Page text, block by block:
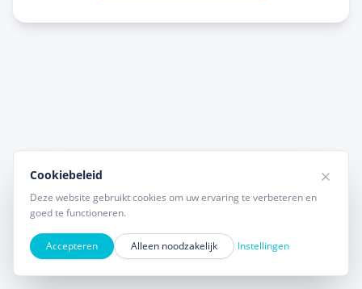
Cookiebeleid
Deze website gebruikt cookies om uw ervaring te verbeteren en
goed te functioneren.
Accepteren Alleen noodzakelijk Instellingen